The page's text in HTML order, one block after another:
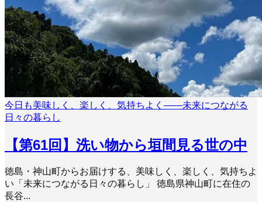
今日も美味しく、楽しく、気持ちよく――未来につながる
日々の暮らし
【第61回】洗い物から垣間見る世の中
徳島・神山町からお届けする、美味しく、楽しく、気持ちよ
い「未来につながる日々の暮らし」 徳島県神山町に在住の
長谷...